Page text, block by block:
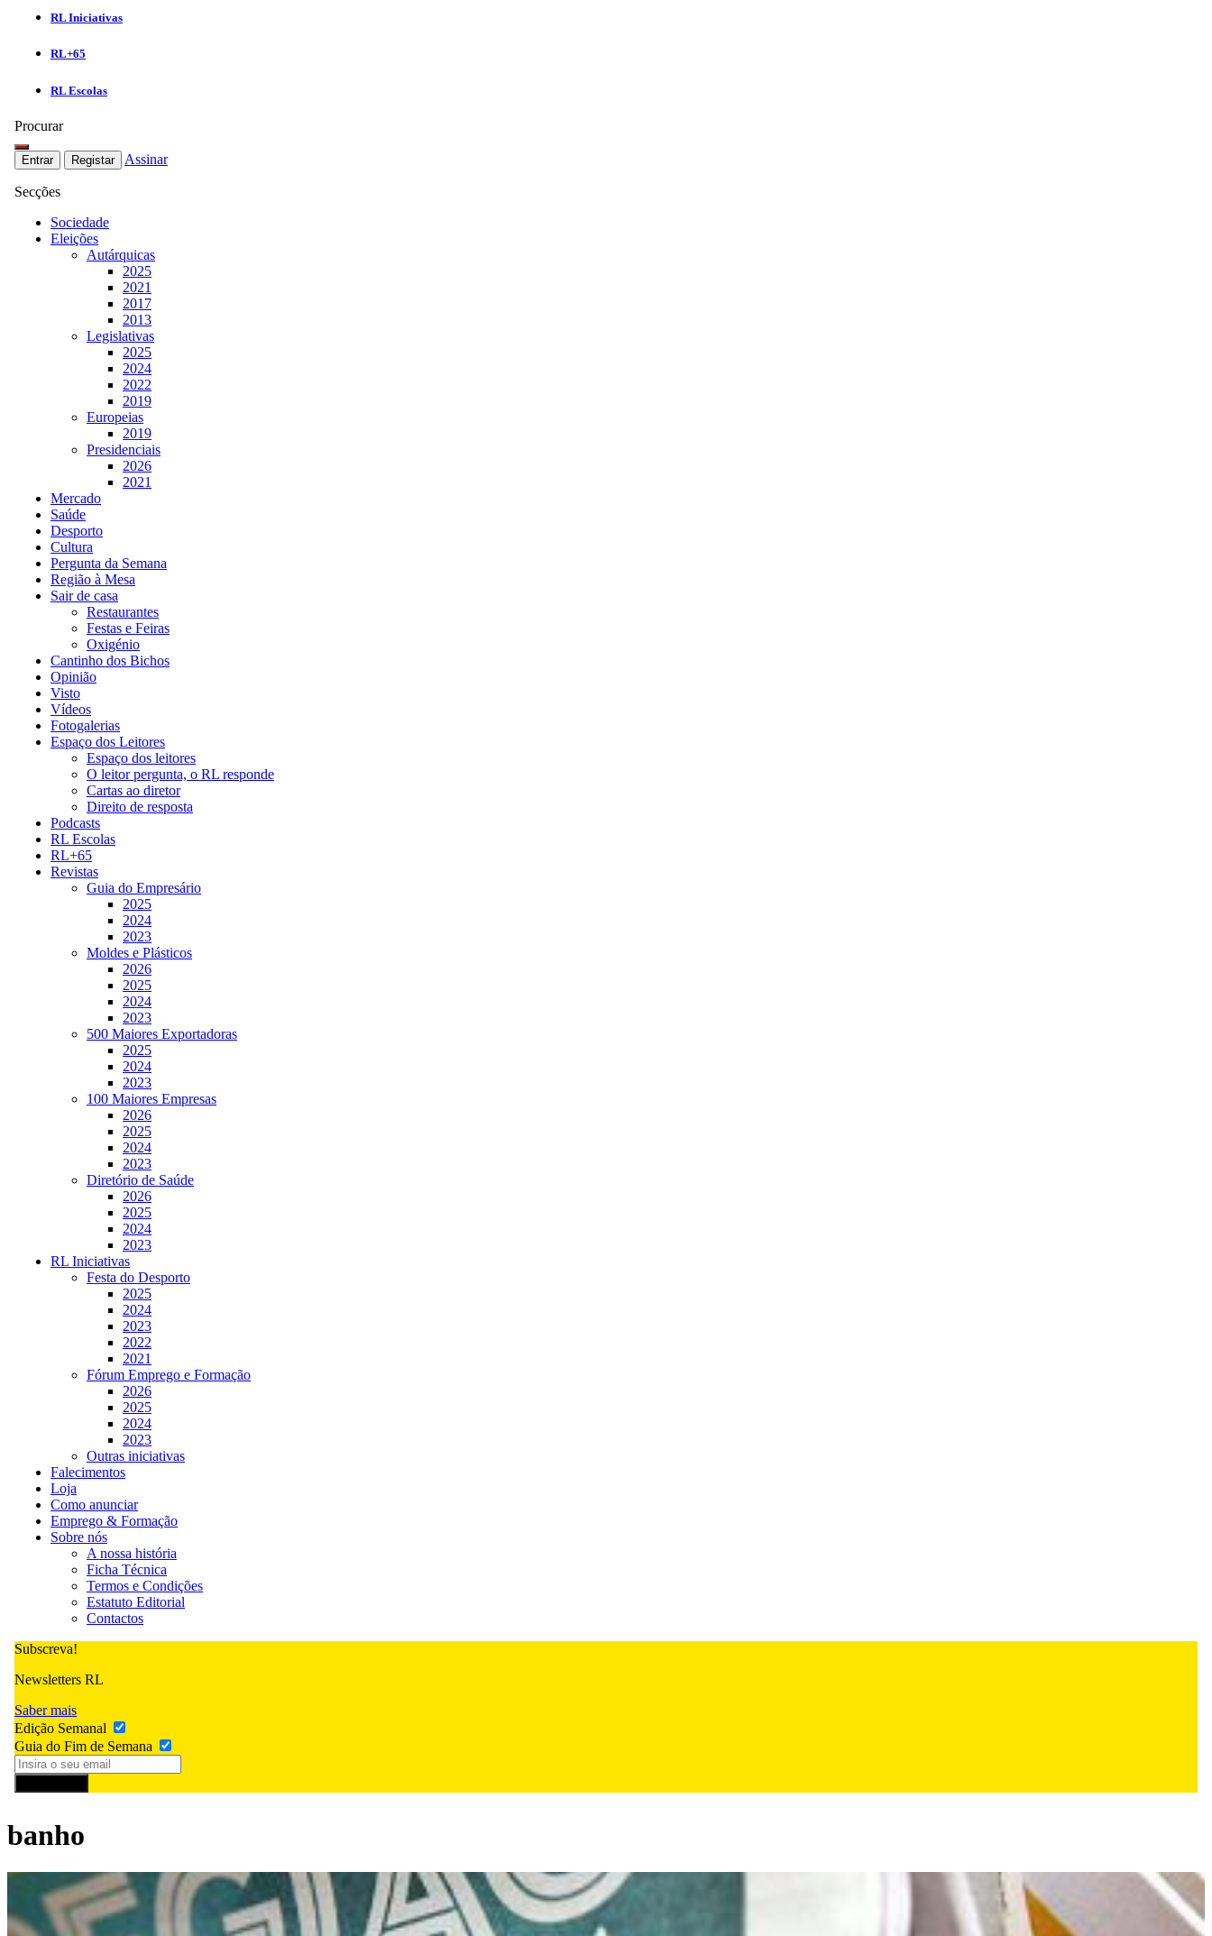
RL Iniciativas
RL+65
RL Escolas
Procurar
Entrar Registar Assinar
Secções
Sociedade
Eleições
Autárquicas
2025
2021
2017
2013
Legislativas
2025
2024
2022
2019
Europeias
2019
Presidenciais
2026
2021
Mercado
Saúde
Desporto
Cultura
Pergunta da Semana
Região à Mesa
Sair de casa
Restaurantes
Festas e Feiras
Oxigénio
Cantinho dos Bichos
Opinião
Visto
Vídeos
Fotogalerias
Espaço dos Leitores
Espaço dos leitores
O leitor pergunta, o RL responde
Cartas ao diretor
Direito de resposta
Podcasts
RL Escolas
RL+65
Revistas
Guia do Empresário
2025
2024
2023
Moldes e Plásticos
2026
2025
2024
2023
500 Maiores Exportadoras
2025
2024
2023
100 Maiores Empresas
2026
2025
2024
2023
Diretório de Saúde
2026
2025
2024
2023
RL Iniciativas
Festa do Desporto
2025
2024
2023
2022
2021
Fórum Emprego e Formação
2026
2025
2024
2023
Outras iniciativas
Falecimentos
Loja
Como anunciar
Emprego & Formação
Sobre nós
A nossa história
Ficha Técnica
Termos e Condições
Estatuto Editorial
Contactos
Subscreva!
Newsletters RL
Saber mais
Edição Semanal
Guia do Fim de Semana
banho